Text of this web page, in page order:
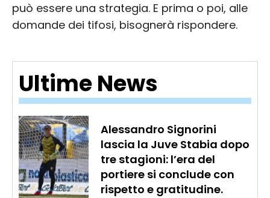
Ultime News
Alessandro Signorini
lascia la Juve Stabia dopo
tre stagioni: l’era del
portiere si conclude con
rispetto e gratitudine.
può essere una strategia. E prima o poi, alle
domande dei tifosi, bisognerà rispondere.